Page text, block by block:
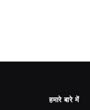
हमारे बारे में